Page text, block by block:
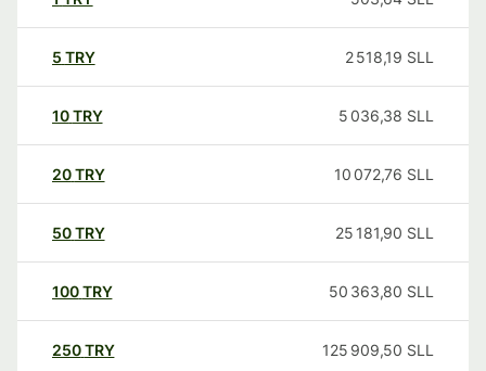
5 TRY 2 518,19 SLL
10TRY 5 036,38 SLL
20TRY 10 072,76 SLL
50TRY 25 181,90 SLL
100TRY 50 363,80 SLL
250TRY 125 909,50 SLL